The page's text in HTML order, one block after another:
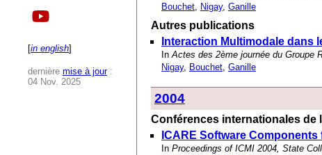
[in english]
dernière mise à jour:
04 Nov. 2025
Bouchet, Nigay, Ganille
Autres publications
Interaction Multimodale dans
InActes des 2ème journée du Groupe
Nigay, Bouchet, Ganille
2004
Conférences internationales de
ICARE Software
In Proceedings of ICMI 2004, State